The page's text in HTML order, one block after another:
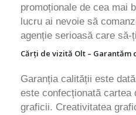
promoționale de cea mai
lucru ai nevoie să
agenție serioasă care să-
Cărți de vizită Olt – Garantăm
Garanția calității este
este confecționată
graficii. Creativitatea